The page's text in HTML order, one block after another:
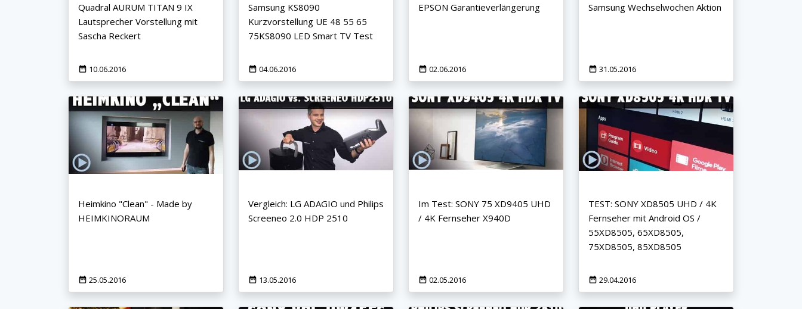
Quadral AURUM TITAN 9 IX
Lautsprecher Vorstellung mit
Sascha Reckert
10.06.2016
Samsung KS8090
Kurzvorstellung UE 48 55 65
75KS8090 LED Smart TV Test
04.06.2016
EPSON Garantieverlängerung
02.06.2016
Samsung Wechselwochen Aktion
31.05.2016
Heimkino "Clean" - Made by
HEIMKINORAUM
25.05.2016
Vergleich: LG ADAGIO und Philips
Screeneo 2.0 HDP 2510
13.05.2016
Im Test: SONY 75 XD9405 UHD
/ 4K Fernseher X940D
02.05.2016
TEST: SONY XD8505 UHD / 4K
Fernseher mit Android OS /
55XD8505, 65XD8505,
75XD8505, 85XD8505
29.04.2016
KEINE ANGEBOTE
VERPASSEN
Updates direkt in Ihr Postfach. Kostenlos und
jederzeit kündbar.